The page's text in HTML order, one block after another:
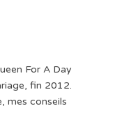
For A Day
fin 2012.
mes conseils